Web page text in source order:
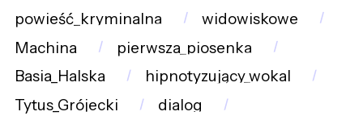
powieść_kryminalna
widowiskowe
Machina
pierwsza_piosenka
Basia_Halska
hipnotyzujący_wokal
Tytus_Grójecki
dialog